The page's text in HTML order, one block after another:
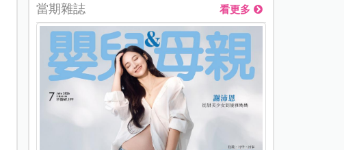
當期雜誌 看更多